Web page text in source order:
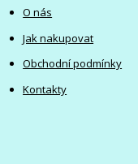
O nás
Jak nakupovat
Obchodní podmínky
Kontakty